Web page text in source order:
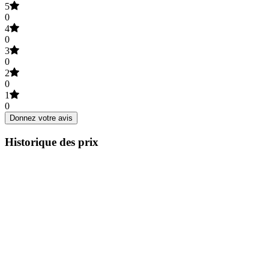
5
0
4
0
3
0
2
0
1
0
Donnez votre avis
Historique des prix